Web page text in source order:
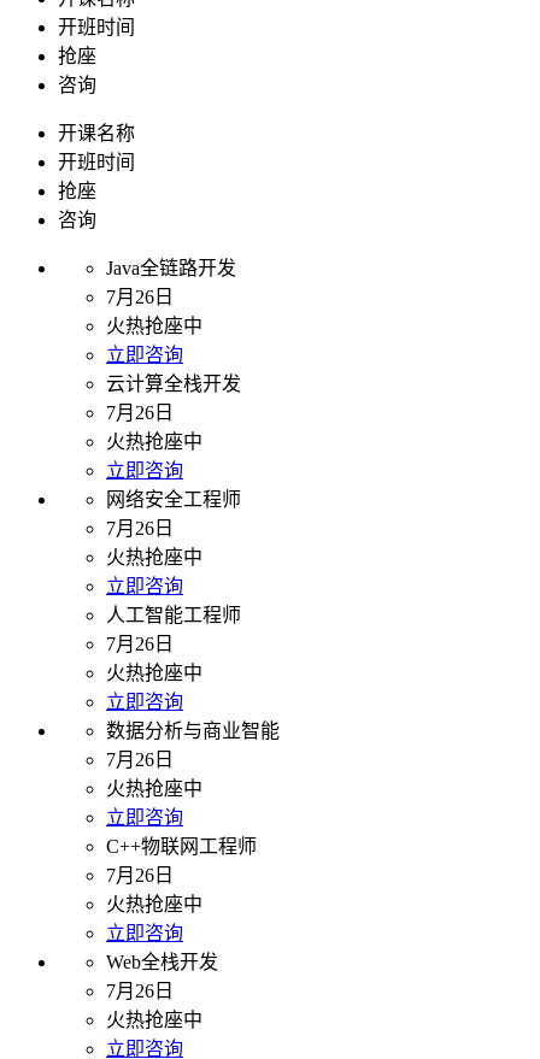
开班时间
抢座
咨询
开课名称
开班时间
抢座
咨询
Java全链路开发
7月26日
火热抢座中
立即咨询
云计算全栈开发
7月26日
火热抢座中
立即咨询
网络安全工程师
7月26日
火热抢座中
立即咨询
人工智能工程师
7月26日
火热抢座中
立即咨询
数据分析与商业智能
7月26日
火热抢座中
立即咨询
C++物联网工程师
7月26日
火热抢座中
立即咨询
Web全栈开发
7月26日
火热抢座中
立即咨询